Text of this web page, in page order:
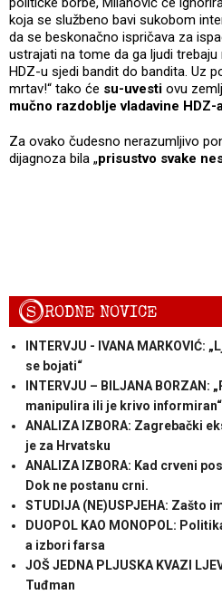
koja se službeno bavi sukobom
da se beskonačno ispričava za
ustrajati na tome da ga ljudi
HDZ-u sjedi bandit do bandita. Uz
mrtav!“ tako će su-uvesti ovu
mučno razdoblje vladavine HDZ-
Za ovako čudesno nerazumljivo
dijagnoza bila „prisustvo svake
SRODNE NOVICE
INTERVJU - IVANA
se bojati“
INTERVJU – BILJANA
manipulira ili je krivo informiran“
ANALIZA IZBORA: Zagrebački
je za Hrvatsku
ANALIZA IZBORA: Kad crveni
Dok ne postanu crni.
STUDIJA (NE)USPJEHA: Zašto
DUOPOL KAO MONOPOL:
a izbori farsa
JOŠ JEDNA PLJUSKA KVAZI
Tuđman